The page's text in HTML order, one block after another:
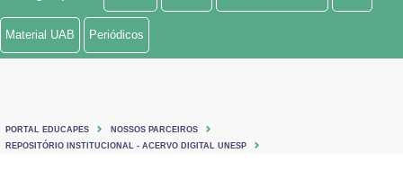
Ministério de Minas e Energia
Ministério do Turismo
Material UAB Periódicos
PORTAL EDUCAPES
NOSSOS PARCEIROS
REPOSITÓRIO INSTITUCIONAL - ACERVO DIGITAL UNESP